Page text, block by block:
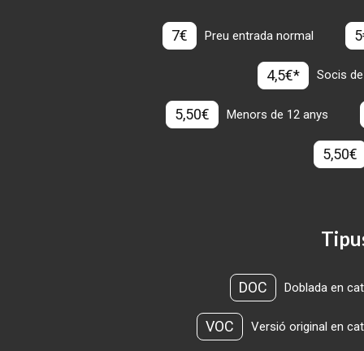
7€ Preu entrada normal
4,5€* Socis
5,50€ Menors de 12 anys
5,50€
DOC Doblada en
VOC Versió original en